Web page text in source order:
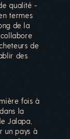
qualité -
termes
de la
de
des
fois à
la
Jalapa,
un pays à